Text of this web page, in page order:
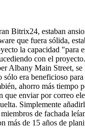
Bitrix24, estaban
que fuera sólida,
la capacidad "para
con el
Albany Main Street, se
sólo era beneficioso
ahorro más tiempo
que enviar por correo
Simplemente
de fachada
más de 15 años de